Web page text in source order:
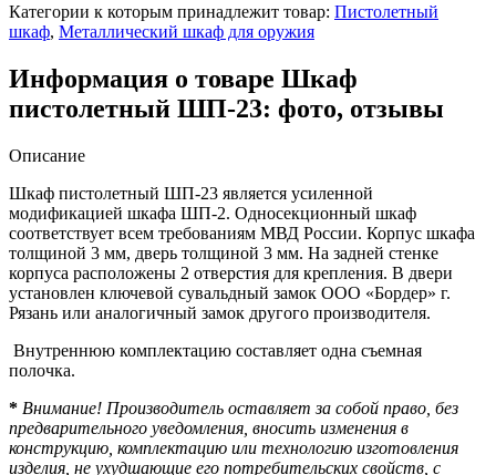
Категории к которым принадлежит товар: Пистолетный
шкаф, Металлический шкаф для оружия
Информация о товаре Шкаф
пистолетный ШП-23: фото, отзывы
Описание
Шкаф пистолетный ШП-23 является усиленной
модификацией шкафа ШП-2. Односекционный шкаф
соответствует всем требованиям МВД России. Корпус шкафа
толщиной 3 мм, дверь толщиной 3 мм. На задней стенке
корпуса расположены 2 отверстия для крепления. В двери
установлен ключевой сувальдный замок ООО «Бордер» г.
Рязань или аналогичный замок другого производителя.
Внутреннюю комплектацию составляет одна съемная
полочка.
* Внимание! Производитель оставляет за собой право, без
предварительного уведомления, вносить изменения в
конструкцию, комплектацию или технологию изготовления
изделия, не ухудшающие его потребительских свойств, с